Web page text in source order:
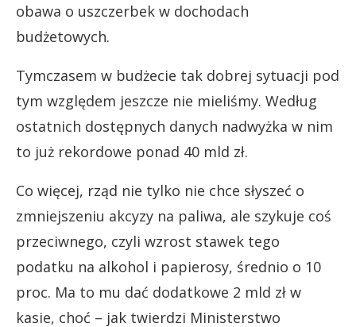
obawa o uszczerbek w dochodach
budżetowych.
Tymczasem w budżecie tak dobrej sytuacji pod
tym względem jeszcze nie mieliśmy. Według
ostatnich dostępnych danych nadwyżka w nim
to już rekordowe ponad 40 mld zł.
Co więcej, rząd nie tylko nie chce słyszeć o
zmniejszeniu akcyzy na paliwa, ale szykuje coś
przeciwnego, czyli wzrost stawek tego
podatku na alkohol i papierosy, średnio o 10
proc. Ma to mu dać dodatkowe 2 mld zł w
kasie, choć – jak twierdzi Ministerstwo